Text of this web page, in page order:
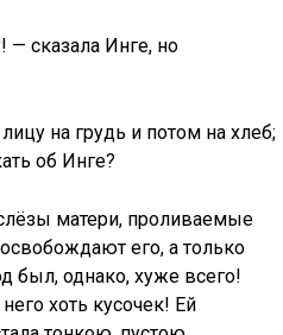
— сказала Инге, но
на грудь и потом на хлеб;
об Инге?
матери, проливаемые
его, а только
был, однако, хуже всего!
хоть кусочек! Ей